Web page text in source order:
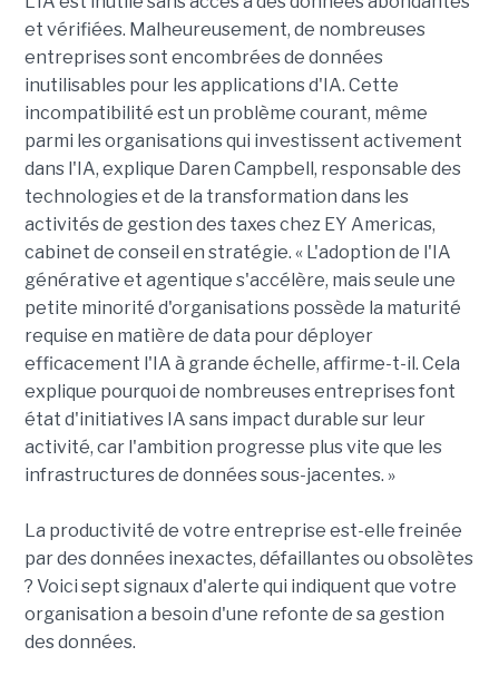
et vérifiées. Malheureusement, de nombreuses
entreprises sont encombrées de données
inutilisables pour les applications d'IA. Cette
incompatibilité est un problème courant, même
parmi les organisations qui investissent activement
dans l'IA, explique Daren Campbell, responsable des
technologies et de la transformation dans les
activités de gestion des taxes chez EY Americas,
cabinet de conseil en stratégie. « L'adoption de l'IA
générative et agentique s'accélère, mais seule une
petite minorité d'organisations possède la maturité
requise en matière de data pour déployer
efficacement l'IA à grande échelle, affirme-t-il. Cela
explique pourquoi de nombreuses entreprises font
état d'initiatives IA sans impact durable sur leur
activité, car l'ambition progresse plus vite que les
infrastructures de données sous-jacentes. »
La productivité de votre entreprise est-elle freinée
par des données inexactes, défaillantes ou obsolètes
? Voici sept signaux d'alerte qui indiquent que votre
organisation a besoin d'une refonte de sa gestion
des données.